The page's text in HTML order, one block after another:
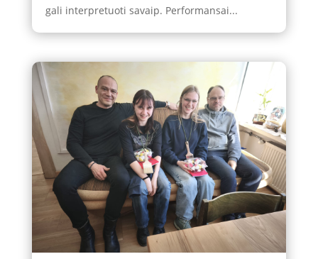
gali interpretuoti savaip. Performansai...